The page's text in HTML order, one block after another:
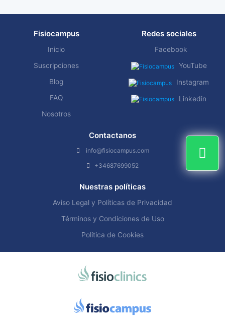
Fisiocampus
Inicio
Suscripciones
Blog
FAQ
Nosotros
Redes sociales
Facebook
YouTube
Instagram
Linkedin
Contactanos
info@fisiocampus.com
+34687699052
Nuestras políticas
Aviso Legal y Políticas de Privacidad
Términos y Condiciones de Uso
Política de Cookies